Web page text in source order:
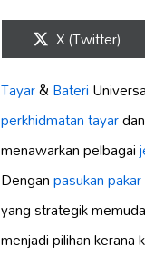
Share
on
X (Twitter)
Tayar&Bateri
perkhidmatan tayar
menawarkan pelbagai
Denganpasukan pakar
yang strategik
menjadi pilihan